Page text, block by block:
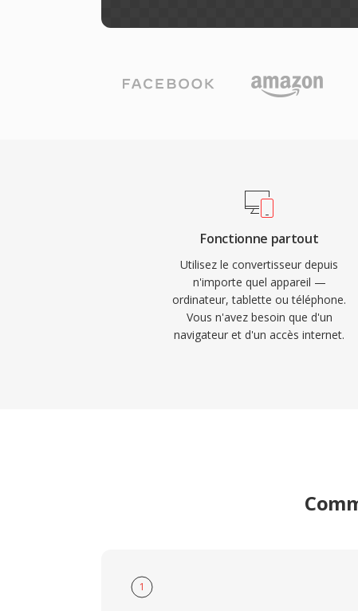
Fonctionne partout
Utilisez le convertisseur depuis
n'importe quel appareil —
ordinateur, tablette ou téléphone.
Vous n'avez besoin que d'un
navigateur et d'un accès internet.
1